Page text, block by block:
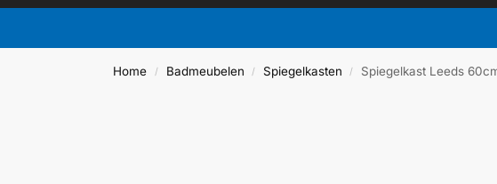
Home / Badmeubelen / Spiegelkasten / Spiegelkast Leeds